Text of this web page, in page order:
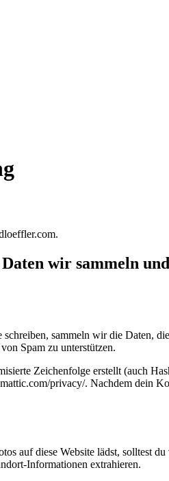
Daten wir sammeln
sammeln wir die Daten,
Spam zu unterstützen.
Zeichenfolge erstellt (auch
privacy/. Nachdem dein
auf diese Website lädst, solltest
Informationen extrahieren.